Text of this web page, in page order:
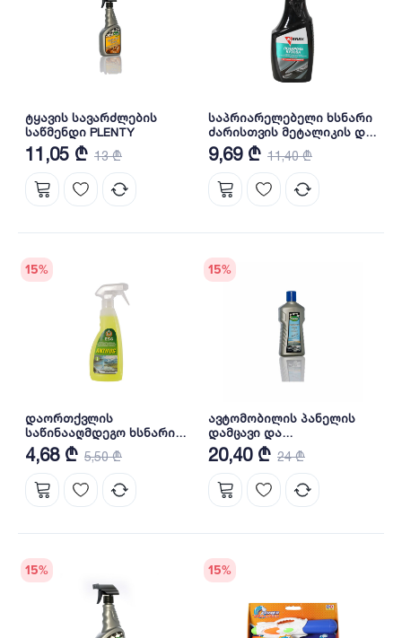
ტყავის სავარძლების
საწმენდი PLENTY
11,05 ₾ 13 ₾
საპრიარელებელი ხსნარი
ძარისთვის მეტალიკის და
სადაფის ტიპის
ზედპირებისთის (250 მლ)
KR-252
9,69 ₾ 11,40 ₾
15%
დაორთქვლის
საწინააღმდეგო ხსნარი
500 მლ ESG
4,68 ₾ 5,50 ₾
15%
ავტომობილის პანელის
დამცავი და
გასაპრიალებელი 1 ლ
PLENTY
20,40 ₾ 24 ₾
15% 15%